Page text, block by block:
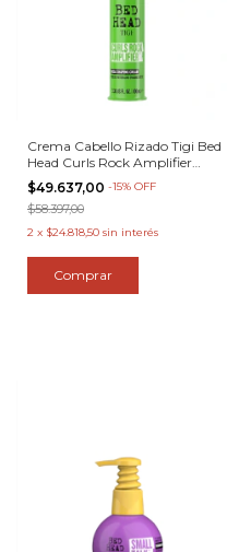
Crema Cabello Rizado Tigi Bed
Head Curls Rock Amplifier
100ml
$49.637,00 -15% OFF
$58.397,00
2 x $24.818,50 sin interés